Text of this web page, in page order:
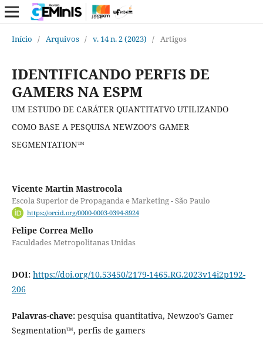
Início / Arquivos / v. 14 n. 2 (2023) / Artigos
IDENTIFICANDO PERFIS DE
GAMERS NA ESPM
UM ESTUDO DE CARÁTER QUANTITATVO UTILIZANDO
COMO BASE A PESQUISA NEWZOO’S GAMER
SEGMENTATION™
Vicente Martin Mastrocola
Escola Superior de Propaganda e Marketing - São Paulo
https://orcid.org/0000-0003-0394-8924
Felipe Correa Mello
Faculdades Metropolitanas Unidas
DOI: https://doi.org/10.53450/2179-1465.RG.2023v14i2p192-
206
Palavras-chave: pesquisa quantitativa, Newzoo’s Gamer
Segmentation™, perfis de gamers